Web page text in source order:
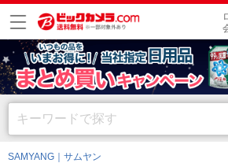
SAMYANG｜サムヤン